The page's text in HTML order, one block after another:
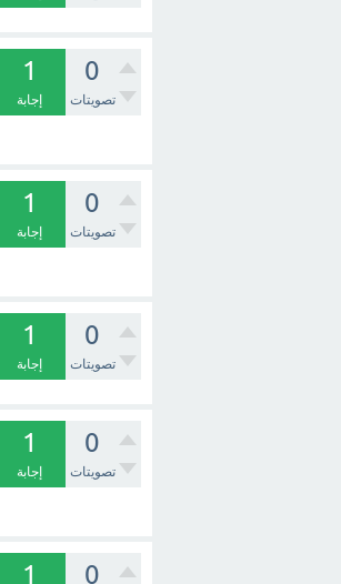
0
تصويتات
1
إجابة
0
تصويتات
1
إجابة
0
تصويتات
1
إجابة
0
تصويتات
1
إجابة
0
1